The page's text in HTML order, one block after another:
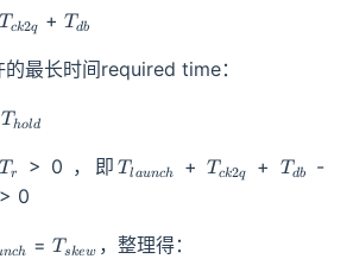
T_{ck2q}
Tck2q +T_{db}
Tdb
最长时间required time：
T_{hold}
Thold
T_r
Tr > 0 ，即T_{launch}
Tlaunch + T_{ck2q}
Tck2q + T_{db}
Tdb -
0
nch = T_{skew}
Tskew ，整理得：